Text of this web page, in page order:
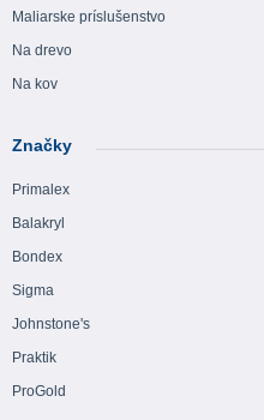
Maliarske príslušenstvo
Na drevo
Na kov
Značky
Primalex
Balakryl
Bondex
Sigma
Johnstone's
Praktik
ProGold